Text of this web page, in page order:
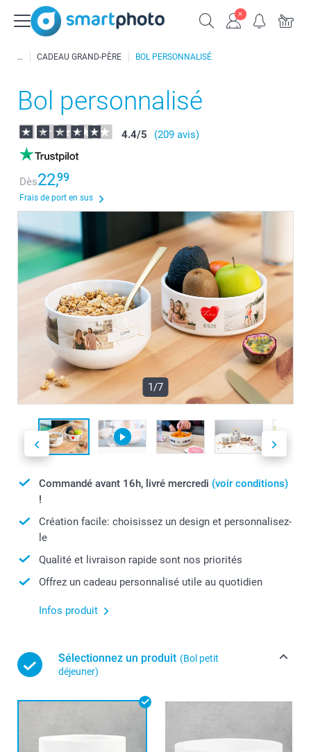
CADEAU GRAND-PÈRE BOL PERSONNALISÉ
Bol personnalisé
4.4/5 (209 avis)
Dès22,99
Frais de port en sus
1/7
Commandé avant 16h, livré mercredi (voir conditions)
!
Création facile: choisissez un design et personnalisez-
le
Qualité et livraison rapide sont nos priorités
Offrez un cadeau personnalisé utile au quotidien
Infos produit
Sélectionnez un produit (Bol petit
déjeuner)